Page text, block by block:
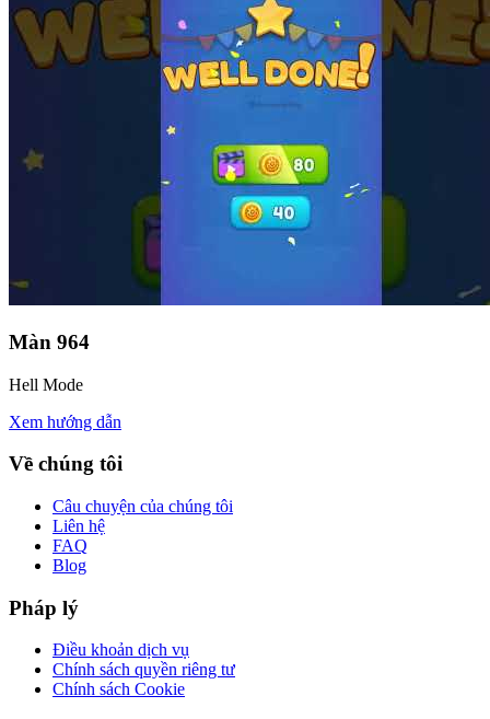
Màn 964
Hell Mode
Xem hướng dẫn
Về chúng tôi
Câu chuyện của chúng tôi
Liên hệ
FAQ
Blog
Pháp lý
Điều khoản dịch vụ
Chính sách quyền riêng tư
Chính sách Cookie